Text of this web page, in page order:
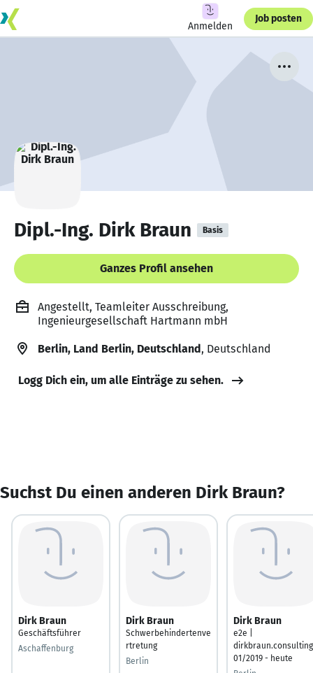
Anmelden
Job posten
Dipl.-Ing. Dirk Braun Basis
Ganzes Profil ansehen
Angestellt, Teamleiter Ausschreibung,
Ingenieurgesellschaft Hartmann mbH
Berlin, Land Berlin, Deutschland, Deutschland
Logg Dich ein, um alle Einträge zu sehen.
Suchst Du einen anderen Dirk Braun?
Dirk Braun
Geschäftsführer
Aschaffenburg
Dirk Braun
Schwerbehindertenve
rtretung
Berlin
Dirk Braun
e2e |
01/2019 - heute